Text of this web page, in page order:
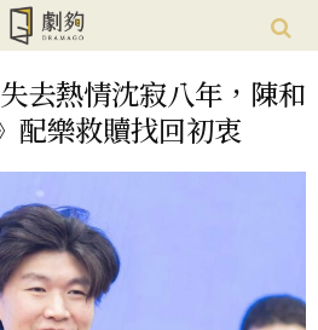
去熱情沈寂八年，陳和
配樂救贖找回初衷